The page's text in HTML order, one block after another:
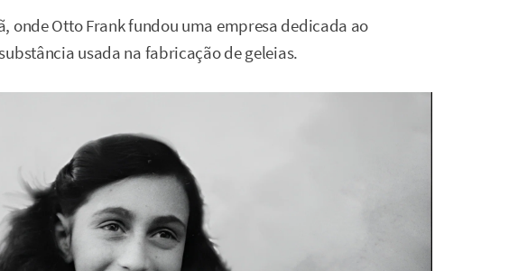
onde Otto Frank fundou uma empresa dedicada ao
usada na fabricação de geleias.